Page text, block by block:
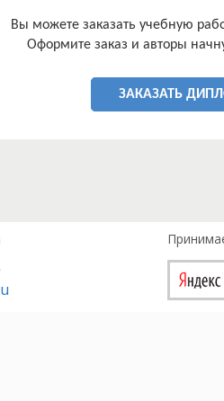
Вы можете заказать учебную
Оформите заказ и авторы
ЗАКАЗАТЬ